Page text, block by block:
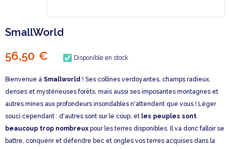
SmallWorld
56,50 € Disponible en stock
Bienvenue à Smallworld ! Ses collines verdoyantes, champs radieux,
denses et mystérieuses forêts, mais aussi ses imposantes montagnes et
autres mines aux profondeurs insondables n'attendent que vous ! Léger
souci cependant : d'autres sont sur le coup, et les peuples sont
beaucoup trop nombreuxpour les terres disponibles. Il va donc falloir se
battre, conquérir et défendre bec et ongles vos terres acquises dans la